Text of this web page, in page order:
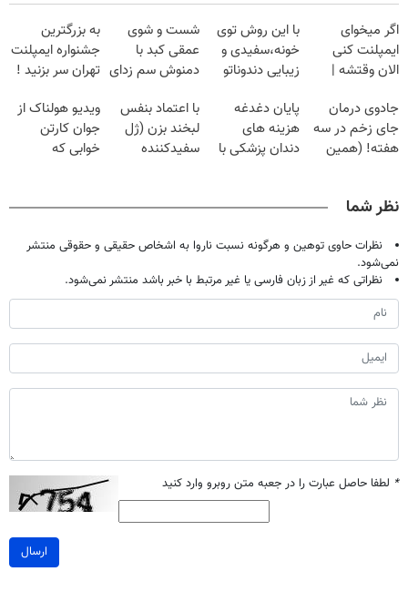
اگر میخوای
ایمپلنت کنی
الان وقتشه |
میلیون تومان!!!
با این روش توی
خونه،سفیدی و
زیبایی دندوناتو
(40%off)
شست و شوی
عمقی کبد با
دمنوش سم زدای
به بزرگترین
جشنواره ایمپلنت
تهران سر بزنید !
میلیون !
جادوی درمان
جای زخم در سه
هفته! (همین
پایان دغدغه
هزینه های
دندان پزشکی با
با اعتماد بنفس
لبخند بزن (ژل
سفیدکننده
ویدیو هولناک از
جوان کارتن
خوابی که
نظر شما
نظرات حاوی توهین و هرگونه نسبت ناروا به اشخاص حقیقی و حقوقی منتشر
نمی‌شود.
نظراتی که غیر از زبان فارسی یا غیر مرتبط با خبر باشد منتشر نمی‌شود.
* لطفا حاصل عبارت را در جعبه متن روبرو وارد کنید
ارسال